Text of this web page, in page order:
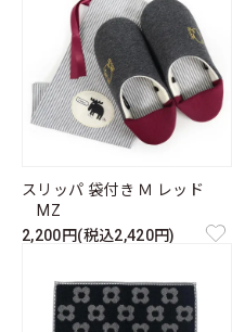
スリッパ 袋付き Ｍ レッド
MZ
2,200円(税込2,420円)